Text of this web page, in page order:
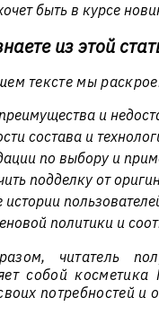
быть в курсе
из этой
тексте мы
и
состава и
по выбору и
подделку от
политики и
читатель
собой
потребностей и